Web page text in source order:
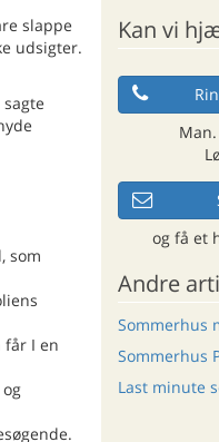
slappe
udsigter.
som
får I en
Kan vi
og få et
Andre
Sommerhus
Sommerhus
Last minute